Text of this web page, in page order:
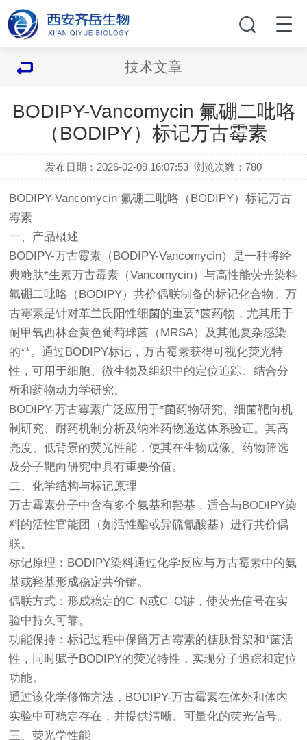
技术文章
BODIPY-Vancomycin 氟硼二吡咯
（BODIPY）标记万古霉素
发布日期：2026-02-09 16:07:53 浏览次数：780
BODIPY-Vancomycin 氟硼二吡咯（BODIPY）标记万古
霉素
一、产品概述
BODIPY-万古霉素（BODIPY-Vancomycin）是一种将经
典糖肽*生素万古霉素（Vancomycin）与高性能荧光染料
氟硼二吡咯（BODIPY）共价偶联制备的标记化合物。万
古霉素是针对革兰氏阳性细菌的重要*菌药物，尤其用于
耐甲氧西林金黄色葡萄球菌（MRSA）及其他复杂感染
的**。通过BODIPY标记，万古霉素获得可视化荧光特
性，可用于细胞、微生物及组织中的定位追踪、结合分
析和药物动力学研究。
BODIPY-万古霉素广泛应用于*菌药物研究、细菌靶向机
制研究、耐药机制分析及纳米药物递送体系验证。其高
亮度、低背景的荧光性能，使其在生物成像、药物筛选
及分子靶向研究中具有重要价值。
二、化学结构与标记原理
万古霉素分子中含有多个氨基和羟基，适合与BODIPY染
料的活性官能团（如活性酯或异硫氰酸基）进行共价偶
联。
标记原理：BODIPY染料通过化学反应与万古霉素中的氨
基或羟基形成稳定共价键。
偶联方式：形成稳定的C–N或C–O键，使荧光信号在实
验中持久可靠。
功能保持：标记过程中保留万古霉素的糖肽骨架和*菌活
性，同时赋予BODIPY的荧光特性，实现分子追踪和定位
功能。
通过该化学修饰方法，BODIPY-万古霉素在体外和体内
实验中可稳定存在，并提供清晰、可量化的荧光信号。
三、荧光学性能